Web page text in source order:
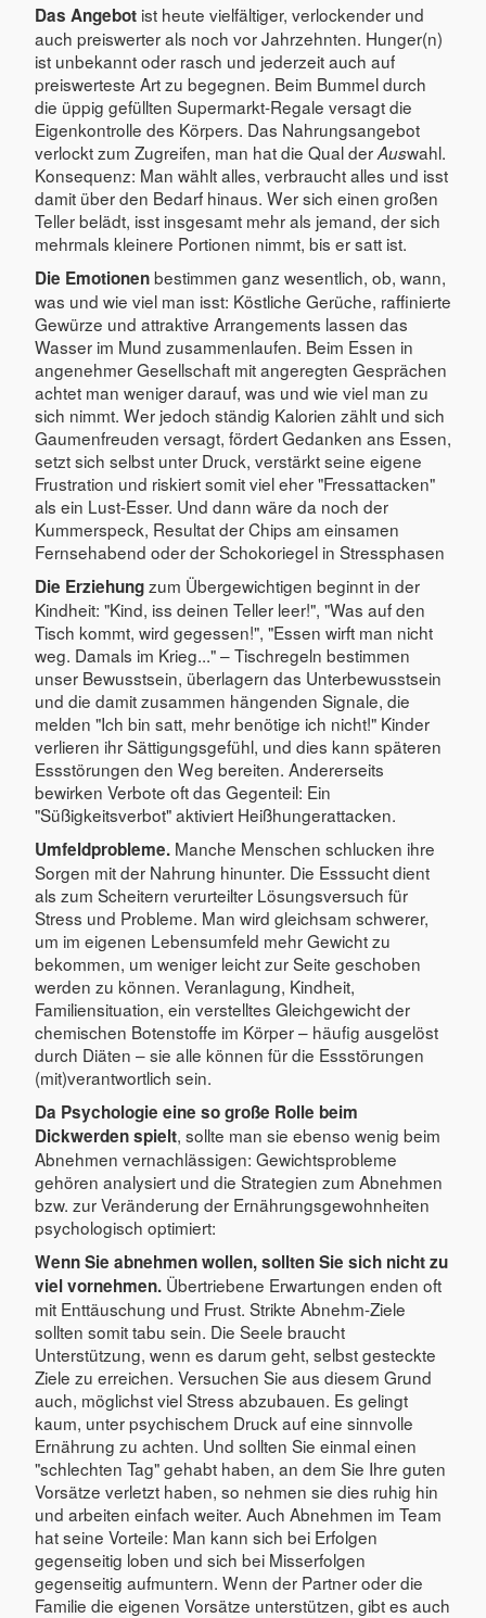
Das Angebot ist heute vielfältiger, verlockender und
auch preiswerter als noch vor Jahrzehnten. Hunger(n)
ist unbekannt oder rasch und jederzeit auch auf
preiswerteste Art zu begegnen. Beim Bummel durch
die üppig gefüllten Supermarkt-Regale versagt die
Eigenkontrolle des Körpers. Das Nahrungsangebot
verlockt zum Zugreifen, man hat die Qual derAuswahl.
Konsequenz: Man wählt alles, verbraucht alles und isst
damit über den Bedarf hinaus. Wer sich einen großen
Teller belädt, isst insgesamt mehr als jemand, der sich
mehrmals kleinere Portionen nimmt, bis er satt ist.
Die Emotionenbestimmen ganz wesentlich, ob, wann,
was und wie viel man isst: Köstliche Gerüche, raffinierte
Gewürze und attraktive Arrangements lassen das
Wasser im Mund zusammenlaufen. Beim Essen in
angenehmer Gesellschaft mit angeregten Gesprächen
achtet man weniger darauf, was und wie viel man zu
sich nimmt. Wer jedoch ständig Kalorien zählt und sich
Gaumenfreuden versagt, fördert Gedanken ans Essen,
setzt sich selbst unter Druck, verstärkt seine eigene
Frustration und riskiert somit viel eher "Fressattacken"
als ein Lust-Esser. Und dann wäre da noch der
Kummerspeck, Resultat der Chips am einsamen
Fernsehabend oder der Schokoriegel in Stressphasen
Die Erziehungzum Übergewichtigen beginnt in der
Kindheit: "Kind, iss deinen Teller leer!", "Was auf den
Tisch kommt, wird gegessen!", "Essen wirft man nicht
weg. Damals im Krieg..." – Tischregeln bestimmen
unser Bewusstsein, überlagern das Unterbewusstsein
und die damit zusammen hängenden Signale, die
melden "Ich bin satt, mehr benötige ich nicht!" Kinder
verlieren ihr Sättigungsgefühl, und dies kann späteren
Essstörungen den Weg bereiten. Andererseits
bewirken Verbote oft das Gegenteil: Ein
"Süßigkeitsverbot" aktiviert Heißhungerattacken.
Umfeldprobleme. Manche Menschen schlucken ihre
Sorgen mit der Nahrung hinunter. Die Esssucht dient
als zum Scheitern verurteilter Lösungsversuch für
Stress und Probleme. Man wird gleichsam schwerer,
um im eigenen Lebensumfeld mehr Gewicht zu
bekommen, um weniger leicht zur Seite geschoben
werden zu können. Veranlagung, Kindheit,
Familiensituation, ein verstelltes Gleichgewicht der
chemischen Botenstoffe im Körper – häufig ausgelöst
durch Diäten – sie alle können für die Essstörungen
(mit)verantwortlich sein.
Da Psychologie eine so große Rolle beim
Dickwerden spielt, sollte man sie ebenso wenig beim
Abnehmen vernachlässigen: Gewichtsprobleme
gehören analysiert und die Strategien zum Abnehmen
bzw. zur Veränderung der Ernährungsgewohnheiten
psychologisch optimiert:
Wenn Sie abnehmen wollen, sollten Sie sich nicht zu
viel vornehmen. Übertriebene Erwartungen enden oft
mit Enttäuschung und Frust. Strikte Abnehm-Ziele
sollten somit tabu sein. Die Seele braucht
Unterstützung, wenn es darum geht, selbst gesteckte
Ziele zu erreichen. Versuchen Sie aus diesem Grund
auch, möglichst viel Stress abzubauen. Es gelingt
kaum, unter psychischem Druck auf eine sinnvolle
Ernährung zu achten. Und sollten Sie einmal einen
"schlechten Tag" gehabt haben, an dem Sie Ihre guten
Vorsätze verletzt haben, so nehmen sie dies ruhig hin
und arbeiten einfach weiter. Auch Abnehmen im Team
hat seine Vorteile: Man kann sich bei Erfolgen
gegenseitig loben und sich bei Misserfolgen
gegenseitig aufmuntern. Wenn der Partner oder die
Familie die eigenen Vorsätze unterstützen, gibt es auch